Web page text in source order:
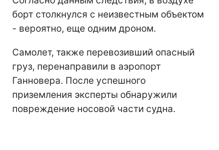
борт столкнулся с неизвестным объектом
- вероятно, еще одним дроном.
Самолет, также перевозивший опасный
груз, перенаправили в аэропорт
Ганновера. После успешного
приземления эксперты обнаружили
повреждение носовой части судна.